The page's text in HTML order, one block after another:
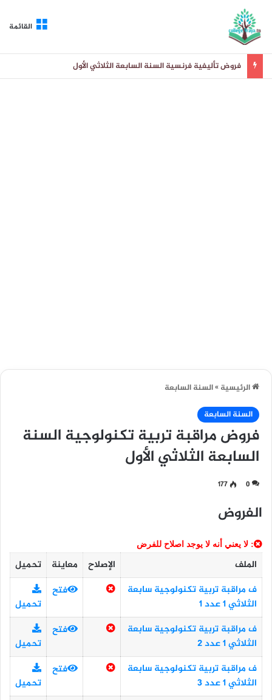
القائمة
فروض تأليفية فرنسية السنة السابعة الثلاثي الأول
الرئيسية»السنة السابعة
السنة السابعة
فروض مراقبة تربية تكنولوجية السنة
السابعة الثلاثي الأول
0
177
الفروض
: لا يعني أنه لا يوجد اصلاح للفرض
الملف الإصلاح معاينة
تحميل
ف مراقبة تربية تكنولوجية سابعة
الثلاثي 1 عدد 1
فتح
تحميل
ف مراقبة تربية تكنولوجية سابعة
الثلاثي 1 عدد 2
فتح
تحميل
ف مراقبة تربية تكنولوجية سابعة
الثلاثي 1 عدد 3
فتح
تحميل